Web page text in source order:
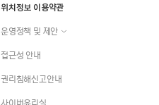
위치정보 이용약관
운영정책 및 제안
접근성 안내
권리침해신고안내